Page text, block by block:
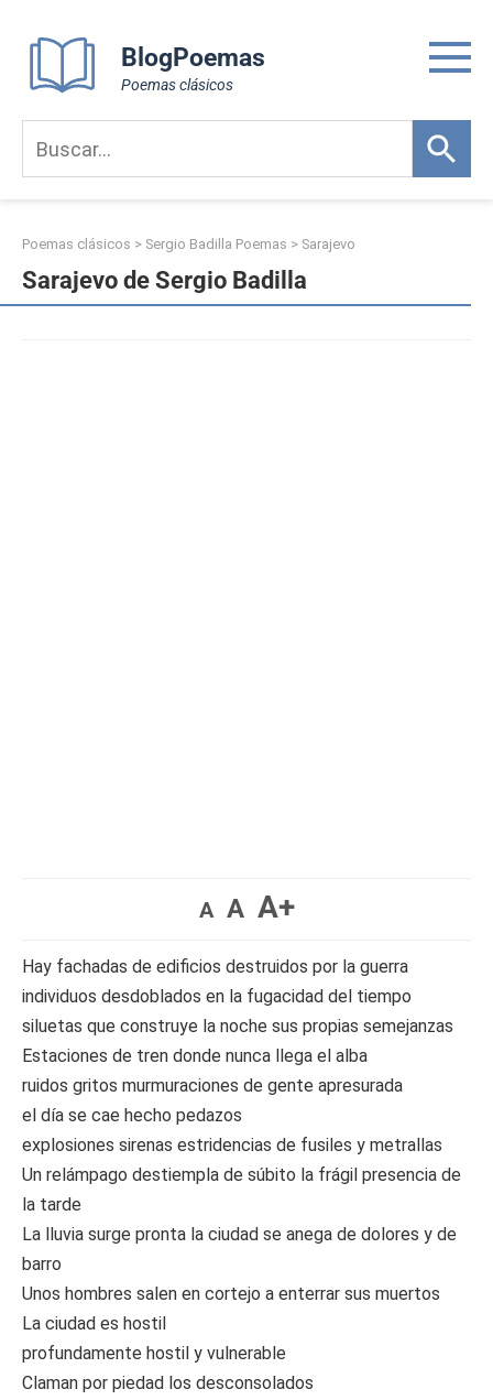
content
BlogPoemas
Poemas clásicos
Poemas clásicos > Sergio Badilla Poemas > Sarajevo
Sarajevo de Sergio Badilla
A A A+
Hay fachadas de edificios destruidos por la guerra
individuos desdoblados en la fugacidad del tiempo
siluetas que construye la noche sus propias semejanzas
Estaciones de tren donde nunca llega el alba
ruidos gritos murmuraciones de gente apresurada
el día se cae hecho pedazos
explosiones sirenas estridencias de fusiles y metrallas
Un relámpago destiempla de súbito la frágil presencia de
la tarde
La lluvia surge pronta la ciudad se anega de dolores y de
barro
Unos hombres salen en cortejo a enterrar sus muertos
La ciudad es hostil
profundamente hostil y vulnerable
Claman por piedad los desconsolados